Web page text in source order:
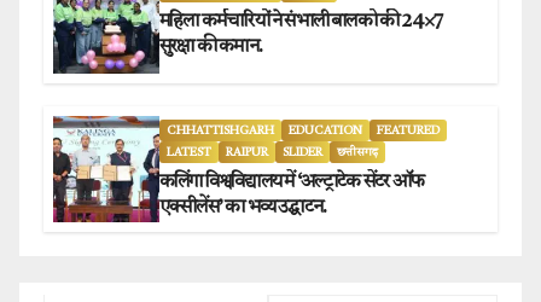
महिला कर्मचारियों ने संभाली बालको की 24×7
सुरक्षा की कमान.
CHHATTISHGARH EDUCATION
FEATURED
LATEST
RAIPUR SLIDER छत्तीसगढ़
कलिंगा विश्वविद्यालय में ‘अल्ट्राटेक सेंटर ऑफ
एक्सीलेंस’ का भव्य उद्घाटन.